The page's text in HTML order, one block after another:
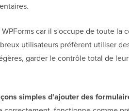
car il s'occupe de toute la
utilisateurs préfèrent utiliser
garder le contrôle total de
simples d'ajouter des